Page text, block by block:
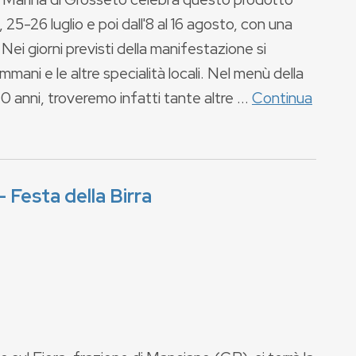
25-26 luglio e poi dall'8 al 16 agosto, con una
giorni previsti della manifestazione si
e le altre specialità locali. Nel menù della
anni, troveremo infatti tante altre ... Continua
della Birra